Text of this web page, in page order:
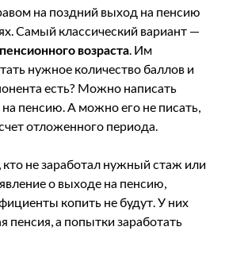
на поздний выход на пенсию
Самый классический вариант —
возраста. Им
нужное количество баллов и
есть? Можно написать
пенсию. А можно его не писать,
отложенного периода.
кто не заработал нужный стаж или
о выходе на пенсию,
копить не будут. У них
пенсия, а попытки заработать